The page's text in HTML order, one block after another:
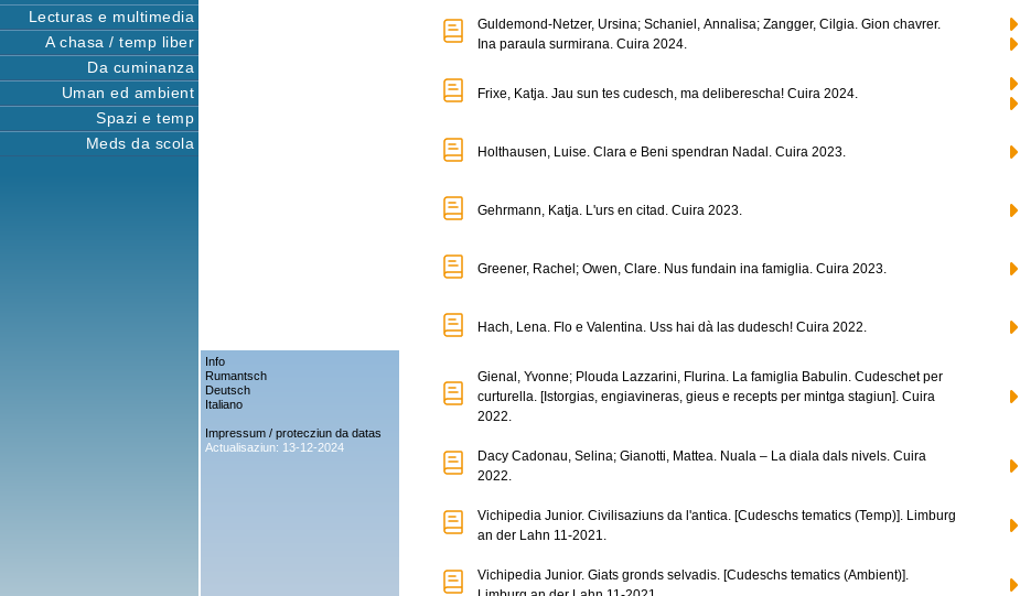
Lecturas e multimedia
A chasa / temp liber
Da cuminanza
Uman ed ambient
Spazi e temp
Meds da scola
Info
Rumantsch
Deutsch
Italiano
Impressum / protecziun da datas
Actualisaziun: 13-12-2024
Guldemond-Netzer, Ursina; Schaniel, Annalisa; Zangger, Cilgia. Gion chavrer.
Ina paraula surmirana. Cuira 2024.
Frixe, Katja. Jau sun tes cudesch, ma deliberescha! Cuira 2024.
Holthausen, Luise. Clara e Beni spendran Nadal. Cuira 2023.
Gehrmann, Katja. L'urs en citad. Cuira 2023.
Greener, Rachel; Owen, Clare. Nus fundain ina famiglia. Cuira 2023.
Hach, Lena. Flo e Valentina. Uss hai dà las dudesch! Cuira 2022.
Gienal, Yvonne; Plouda Lazzarini, Flurina. La famiglia Babulin. Cudeschet per
curturella. [Istorgias, engiavineras, gieus e recepts per mintga stagiun]. Cuira
2022.
Dacy Cadonau, Selina; Gianotti, Mattea. Nuala – La diala dals nivels. Cuira
2022.
Vichipedia Junior. Civilisaziuns da l'antica. [Cudeschs tematics (Temp)]. Limburg
an der Lahn 11-2021.
Vichipedia Junior. Giats gronds selvadis. [Cudeschs tematics (Ambient)].